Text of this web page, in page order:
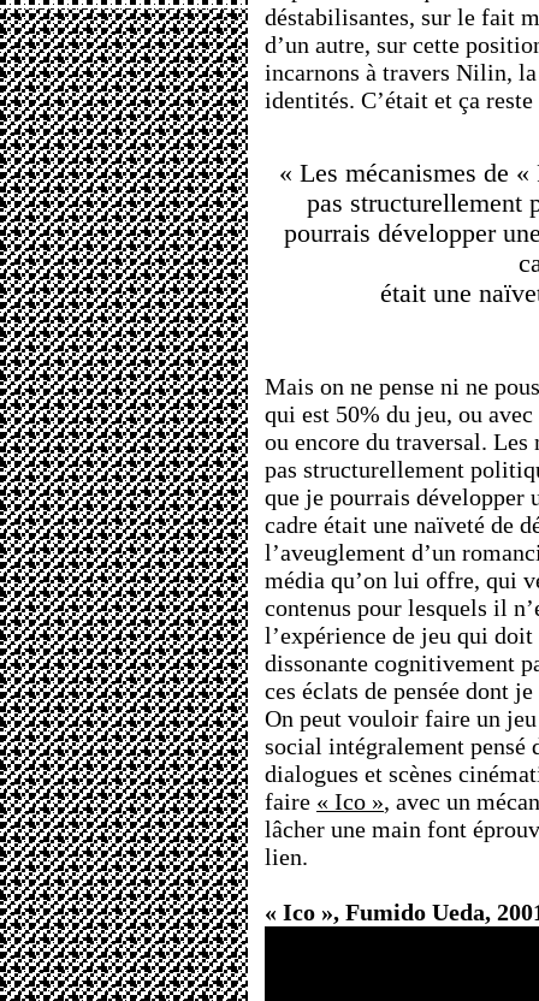
déstabilisantes, sur le fait
d’un autre, sur cette
incarnons à travers Nilin,
identités. C’était et ça
« Les mécanismes de
pas structurellement
pourrais développer
était une
Mais on ne pense ni ne
qui est 50% du jeu, ou
ou encore du traversal. Les
pas structurellement
que je pourrais développer
cadre était une naïveté de
l’aveuglement d’un
média qu’on lui offre, qui
contenus pour lesquels il
l’expérience de jeu qui
dissonante cognitivement
ces éclats de pensée dont
On peut vouloir faire un
social intégralement pensé
dialogues et scènes
faire « Ico », avec un
lâcher une main font
lien.
« Ico », Fumido Ueda,